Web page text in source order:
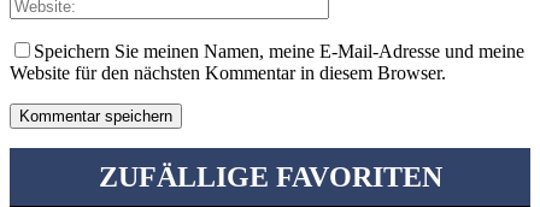
Speichern Sie meinen Namen, meine E-Mail-Adresse und meine
Website für den nächsten Kommentar in diesem Browser.
ZUFÄLLIGE FAVORITEN